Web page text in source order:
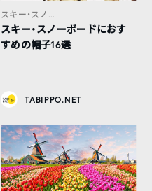
スキー・スノ...
スキー・スノーボードにおす
すめの帽子16選
TABIPPO.NET